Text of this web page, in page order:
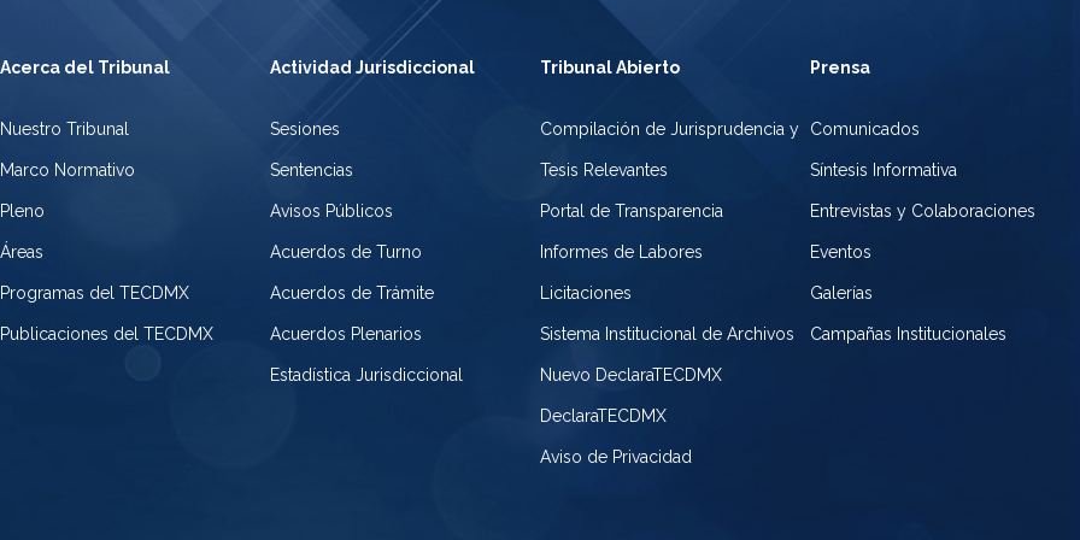
Acerca del Tribunal
Nuestro Tribunal
Marco Normativo
Pleno
Áreas
Programas del TECDMX
Publicaciones del TECDMX
Actividad Jurisdiccional
Sesiones
Sentencias
Avisos Públicos
Acuerdos de Turno
Acuerdos de Trámite
Acuerdos Plenarios
Estadística Jurisdiccional
Tribunal Abierto
Compilación de Jurisprudencia y
Tesis Relevantes
Portal de Transparencia
Informes de Labores
Licitaciones
Sistema Institucional de Archivos
Nuevo DeclaraTECDMX
DeclaraTECDMX
Aviso de Privacidad
Prensa
Comunicados
Síntesis Informativa
Entrevistas y Colaboraciones
Eventos
Galerías
Campañas Institucionales